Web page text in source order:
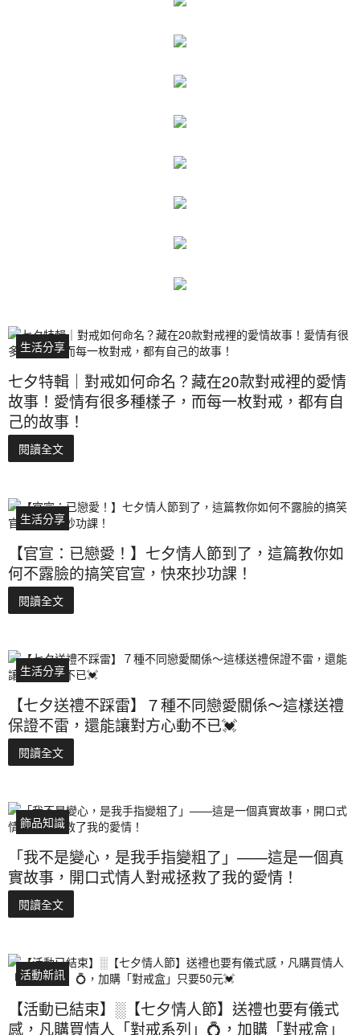
生活分享
七夕特輯｜對戒如何命名？藏在20款對戒裡的愛情
故事！愛情有很多種樣子，而每一枚對戒，都有自
己的故事！
閱讀全文
生活分享
【官宣：已戀愛！】七夕情人節到了，這篇教你如
何不露臉的搞笑官宣，快來抄功課！
閱讀全文
生活分享
【七夕送禮不踩雷】７種不同戀愛關係～這樣送禮
保證不雷，還能讓對方心動不已💓
閱讀全文
飾品知識
「我不是變心，是我手指變粗了」——這是一個真
實故事，開口式情人對戒拯救了我的愛情！
閱讀全文
活動新訊
【活動已結束】░【七夕情人節】送禮也要有儀式
感，凡購買情人「對戒系列」💍，加購「對戒盒」